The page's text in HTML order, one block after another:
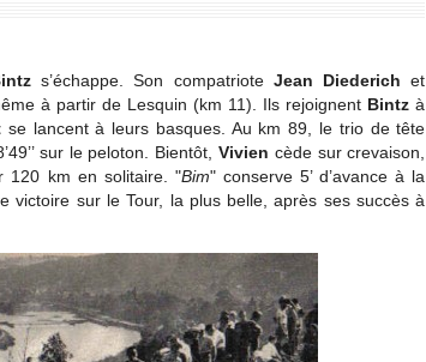
s’échappe. Son compatriote Jean Diederich et
à partir de Lesquin (km 11). Ils rejoignent Bintz à
se lancent à leurs basques. Au km 89, le trio de tête
sur le peloton. Bientôt, Vivien cède sur crevaison,
120 km en solitaire. "Bim" conserve 5’ d’avance à la
victoire sur le Tour, la plus belle, après ses succès à